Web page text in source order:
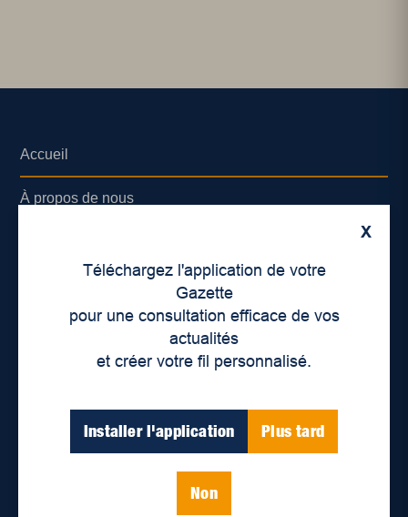
X
Téléchargez l'application de votre
Gazette
pour une consultation efficace de vos
actualités
et créer votre fil personnalisé.
Installer l'application Plus tard
Non
Accueil
À propos de nous
Lieux de distribution